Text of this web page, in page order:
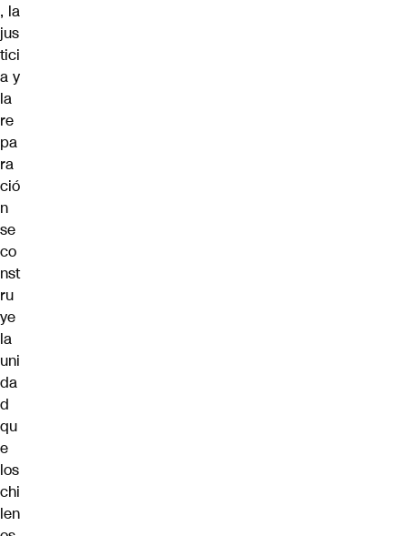
, la
jus
tici
a y
la
re
pa
ra
ció
n
se
co
nst
ru
ye
la
uni
da
d
qu
e
los
chi
len